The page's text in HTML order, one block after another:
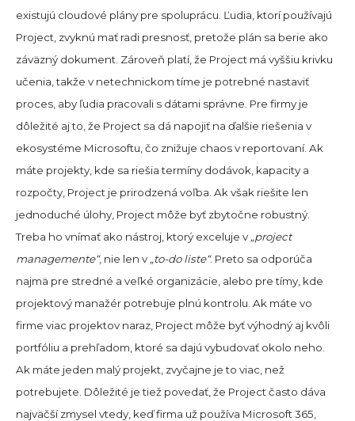
existujú cloudové plány pre spoluprácu. Ľudia, ktorí používajú
Project, zvyknú mať radi presnosť, pretože plán sa berie ako
záväzný dokument. Zároveň platí, že Project má vyššiu krivku
učenia, takže v netechnickom tíme je potrebné nastaviť
proces, aby ľudia pracovali s dátami správne. Pre firmy je
dôležité aj to, že Project sa dá napojiť na ďalšie riešenia v
ekosystéme Microsoftu, čo znižuje chaos v reportovaní. Ak
máte projekty, kde sa riešia termíny dodávok, kapacity a
rozpočty, Project je prirodzená voľba. Ak však riešite len
jednoduché úlohy, Project môže byť zbytočne robustný.
Treba ho vnímať ako nástroj, ktorý exceluje v „project
managemente“, nie len v „to-do liste“. Preto sa odporúča
najmä pre stredné a veľké organizácie, alebo pre tímy, kde
projektový manažér potrebuje plnú kontrolu. Ak máte vo
firme viac projektov naraz, Project môže byť výhodný aj kvôli
portfóliu a prehľadom, ktoré sa dajú vybudovať okolo neho.
Ak máte jeden malý projekt, zvyčajne je to viac, než
potrebujete. Dôležité je tiež povedať, že Project často dáva
najväčší zmysel vtedy, keď firma už používa Microsoft 365,